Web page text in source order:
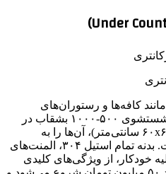
کافه‌ها و رستوران‌های
متوسط ایده‌آل هستند. ظرفیت شستشوی ۵۰۰-۱۰۰۰ بشقاب در
ساعت، با ابعاد جمع‌وجور (۶۰x۶۰x۸۵ سانتی‌متر)، آن‌ها را به
گزینه‌ای محبوب تبدیل کرده است. بدنه تمام استیل ۳۰۴، المنت‌های
تخلیه خودکار، از ویژگی‌های کلیدی